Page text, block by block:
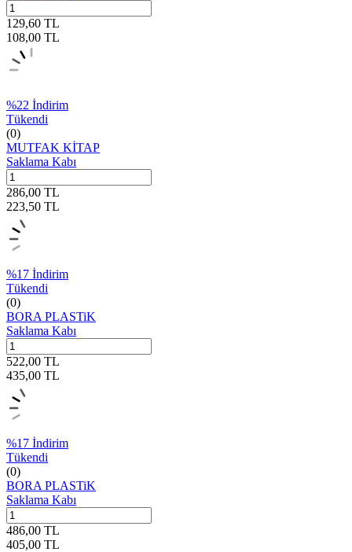
129,60 TL
108,00 TL
%22 İndirim
Tükendi
(0)
MUTFAK KİTAP
Saklama Kabı
286,00 TL
223,50 TL
%17 İndirim
Tükendi
(0)
BORA PLASTiK
Saklama Kabı
522,00 TL
435,00 TL
%17 İndirim
Tükendi
(0)
BORA PLASTiK
Saklama Kabı
486,00 TL
405,00 TL